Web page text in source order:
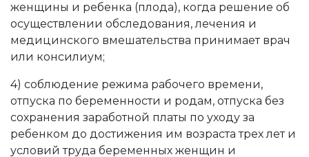
женщины и ребенка (плода), когда решение об
осуществлении обследования, лечения и
медицинского вмешательства принимает врач
или консилиум;
4) соблюдение режима рабочего времени,
отпуска по беременности и родам, отпуска без
сохранения заработной платы по уходу за
ребенком до достижения им возраста трех лет и
условий труда беременных женщин и